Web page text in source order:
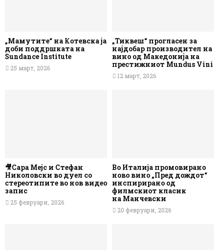
„Мамутите“ на Котевска ја
доби поддршката на
Sundance Institute
25 март, 2026
„Тиквеш“ прогласен за
најдобар производител на
вино од Македонија на
престижниот Mundus Vini
12 март, 2026
🎥Сара Мејс и Стефан
Николовски во дуел со
стереотипите во нов видео
запис
25 февруари, 2026
Во Италија промовирано
ново вино „Пред дождот“
инспирирано од
филмскиот класик
на Манчевски
20 февруари, 2026